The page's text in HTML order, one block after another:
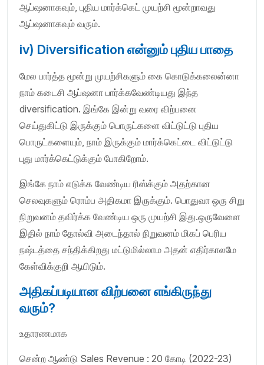
ஆப்ஷனாகவும், புதிய மார்க்கெட் முயற்சி மூன்றாவது
ஆப்ஷனாகவும் வரும்.
iv) Diversification என்னும் புதிய பாதை
மேல பார்த்த மூன்று முயற்சிகளும் கை கொடுக்கலைன்னா
நாம் கடைசி ஆப்ஷனா பார்க்கவேண்டியது இந்த
diversification. இங்கே இன்று வரை விற்பனை
செய்துகிட்டு இருக்கும் பொருட்களை விட்டுட்டு புதிய
பொருட்களையும், நாம் இருக்கும் மார்க்கெட்டை விட்டுட்டு
புது மார்க்கெட்டுக்கும் போகிறோம்.
இங்கே நாம் எடுக்க வேண்டிய ரிஸ்க்கும் அதற்கான
செலவுகளும் ரொம்ப அதிகமா இருக்கும். பொதுவா ஒரு சிறு
நிறுவனம் தவிர்க்க வேண்டிய ஒரு முயற்சி இது.ஒருவேளை
இதில் நாம் தோல்வி அடைந்தால் நிறுவனம் மிகப் பெரிய
நஷ்டத்தை சந்திக்கிறது மட்டுமில்லாம அதன் எதிர்காலமே
கேள்விக்குறி ஆயிடும்.
அதிகப்படியான விற்பனை எங்கிருந்து
வரும்?
உதாரணமாக
சென்ற ஆண்டு Sales Revenue : 20 கோடி (2022-23)